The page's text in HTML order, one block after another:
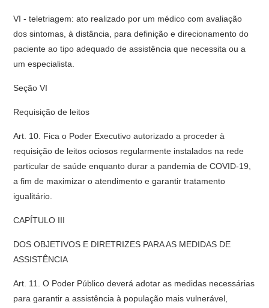
VI - teletriagem: ato realizado por um médico com avaliação
dos sintomas, à distância, para definição e direcionamento do
paciente ao tipo adequado de assistência que necessita ou a
um especialista.
Seção VI
Requisição de leitos
Art. 10. Fica o Poder Executivo autorizado a proceder à
requisição de leitos ociosos regularmente instalados na rede
particular de saúde enquanto durar a pandemia de COVID-19,
a fim de maximizar o atendimento e garantir tratamento
igualitário.
CAPÍTULO III
DOS OBJETIVOS E DIRETRIZES PARA AS MEDIDAS DE
ASSISTÊNCIA
Art. 11. O Poder Público deverá adotar as medidas necessárias
para garantir a assistência à população mais vulnerável,